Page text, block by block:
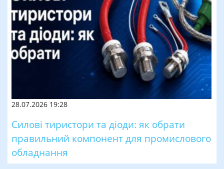
28.07.2026 19:28
Силові тиристори та діоди: як обрати
правильний компонент для промислового
обладнання